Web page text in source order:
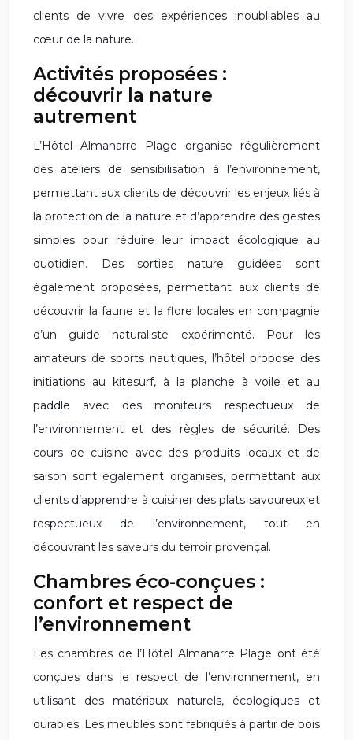
clients de vivre des expériences inoubliables au
cœur de la nature.
Activités proposées :
découvrir la nature
autrement
L’Hôtel Almanarre Plage organise régulièrement
des ateliers de sensibilisation à l’environnement,
permettant aux clients de découvrir les enjeux liés à
la protection de la nature et d’apprendre des gestes
simples pour réduire leur impact écologique au
quotidien. Des sorties nature guidées sont
également proposées, permettant aux clients de
découvrir la faune et la flore locales en compagnie
d’un guide naturaliste expérimenté. Pour les
amateurs de sports nautiques, l’hôtel propose des
initiations au kitesurf, à la planche à voile et au
paddle avec des moniteurs respectueux de
l’environnement et des règles de sécurité. Des
cours de cuisine avec des produits locaux et de
saison sont également organisés, permettant aux
clients d’apprendre à cuisiner des plats savoureux et
respectueux de l’environnement, tout en
découvrant les saveurs du terroir provençal.
Chambres éco-conçues :
confort et respect de
l’environnement
Les chambres de l’Hôtel Almanarre Plage ont été
conçues dans le respect de l’environnement, en
utilisant des matériaux naturels, écologiques et
durables. Les meubles sont fabriqués à partir de bois